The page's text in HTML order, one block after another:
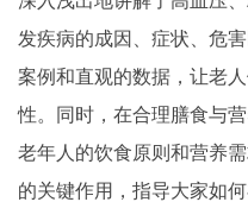
发疾病的成因、症状、危
案例和直观的数据，让老
性。同时，在合理膳食与
老年人的饮食原则和营养
的关键作用，指导大家如